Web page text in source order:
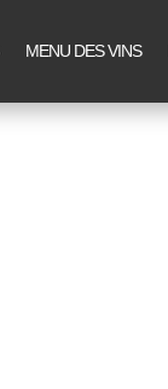
MENU DES VINS